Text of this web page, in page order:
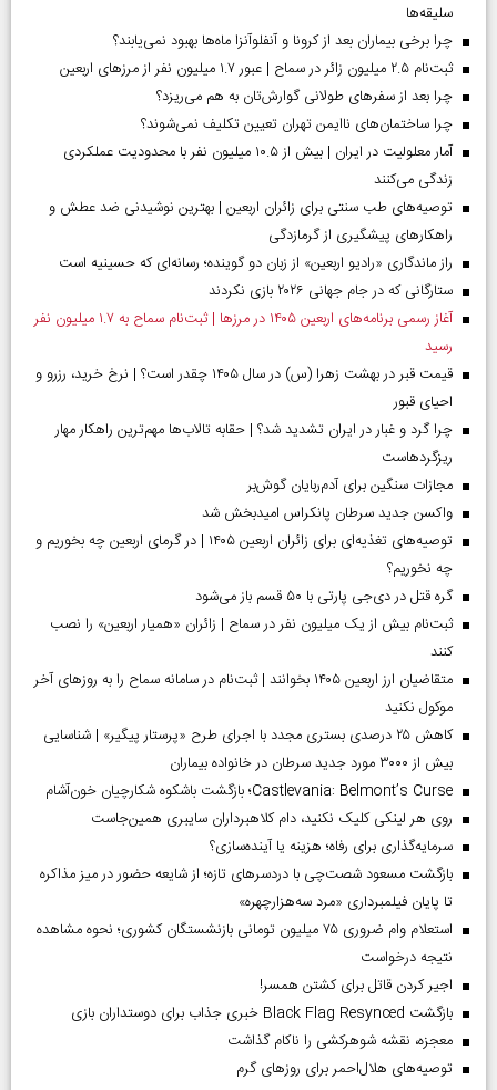
سلیقه‌ها
چرا برخی بیماران بعد از کرونا و آنفلوآنزا ماه‌ها بهبود نمی‌یابند؟
ثبت‌نام ۲.۵ میلیون زائر در سماح | عبور ۱.۷ میلیون نفر از مرز‌های اربعین
چرا بعد از سفرهای طولانی گوارش‌تان به هم می‌ریزد؟
چرا ساختمان‌های ناایمن تهران تعیین تکلیف نمی‌شوند؟
آمار معلولیت در ایران | بیش از ۱۰.۵ میلیون نفر با محدودیت عملکردی
زندگی می‌کنند
توصیه‌های طب سنتی برای زائران اربعین | بهترین نوشیدنی ضد عطش و
راهکارهای پیشگیری از گرمازدگی
راز ماندگاری «رادیو اربعین» از زبان دو گوینده؛ رسانه‌ای که حسینیه است
ستارگانی که در جام جهانی ۲۰۲۶ بازی نکردند
آغاز رسمی برنامه‌های اربعین ۱۴۰۵ در مرز‌ها | ثبت‌نام سماح به ۱.۷ میلیون نفر
رسید
قیمت قبر در بهشت زهرا (س) در سال ۱۴۰۵ چقدر است؟ | نرخ خرید، رزرو و
احیای قبور
چرا گرد و غبار در ایران تشدید شد؟ | حقابه تالاب‌ها مهم‌ترین راهکار مهار
ریزگردهاست
مجازات سنگین برای آدم‌ربایان گوش‌بر
واکسن جدید سرطان پانکراس امیدبخش شد
توصیه‌های تغذیه‌ای برای زائران اربعین ۱۴۰۵ | در گرمای اربعین چه بخوریم و
چه نخوریم؟
گره قتل در دی‌جی پارتی با ۵۰ قسم باز می‌شود
ثبت‌نام بیش از یک میلیون نفر در سماح | زائران «همیار اربعین» را نصب
کنند
متقاضیان ارز اربعین ۱۴۰۵ بخوانند | ثبت‌نام در سامانه سماح را به روز‌های آخر
موکول نکنید
کاهش ۲۵ درصدی بستری مجدد با اجرای طرح «پرستار پیگیر» | شناسایی
بیش از ۳۰۰۰ مورد جدید سرطان در خانواده بیماران
Castlevania: Belmont’s Curse؛ بازگشت باشکوه شکارچیان خون‌آشام
روی هر لینکی کلیک نکنید، دام کلاهبرداران سایبری همین‌جاست
سرمایه‌گذاری برای رفاه؛ هزینه یا آینده‌سازی؟
بازگشت مسعود شصت‌چی با دردسر‌های تازه؛ از شایعه حضور در میز مذاکره
تا پایان فیلمبرداری «مرد سه‌هزارچهره»
استعلام وام ضروری ۷۵ میلیون تومانی بازنشستگان کشوری؛ نحوه مشاهده
نتیجه درخواست
اجیر کردن قاتل برای کشتن همسر!
بازگشت Black Flag Resynced خبری جذاب برای دوستداران بازی
معجزه، نقشه شوهرکشی را ناکام گذاشت
توصیه‌های هلال‌احمر برای روز‌های گرم